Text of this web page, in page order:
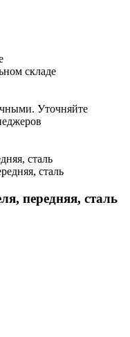
складе
Уточняйте
сталь
передняя, сталь